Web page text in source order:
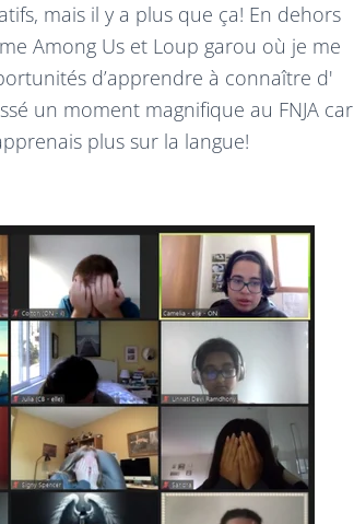
mais il y a plus que ça! En dehors
Among Us et Loup garou où je me
d’apprendre à connaître d'
un moment magnifique au FNJA car
plus sur la langue!